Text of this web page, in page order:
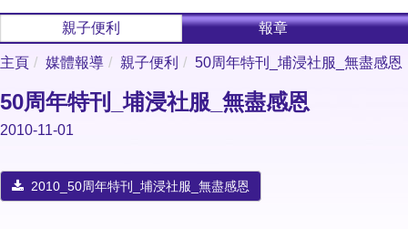
親子便利 報章
主頁 媒體報導 親子便利 50周年特刊_埔浸社服_無盡感恩
50周年特刊_埔浸社服_無盡感恩
2010-11-01
2010_50周年特刊_埔浸社服_無盡感恩